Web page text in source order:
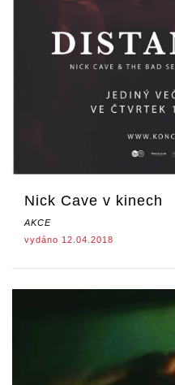
Nick Cave v kinech
AKCE
vydáno 12.04.2018